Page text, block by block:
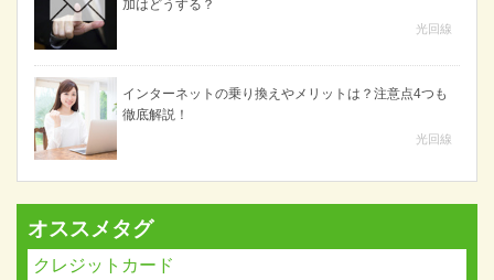
加はどうする？
光回線
インターネットの乗り換えやメリットは？注意点4つも
徹底解説！
光回線
オススメタグ
クレジットカード